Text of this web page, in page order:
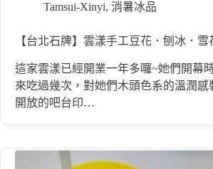
Tamsui-Xinyi, 消暑冰品
【台北石牌】雲漾手工豆花．刨冰．
這家雲漾已經開業一年多囉~她們開幕
來吃過幾次，對她們木頭色系的溫潤感
開放的吧台印…